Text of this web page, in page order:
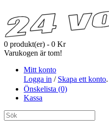
0 produkt(er) - 0 Kr
Varukogen är tom!
Mitt konto
Logga in / Skapa ett konto.
Önskelista (0)
Kassa